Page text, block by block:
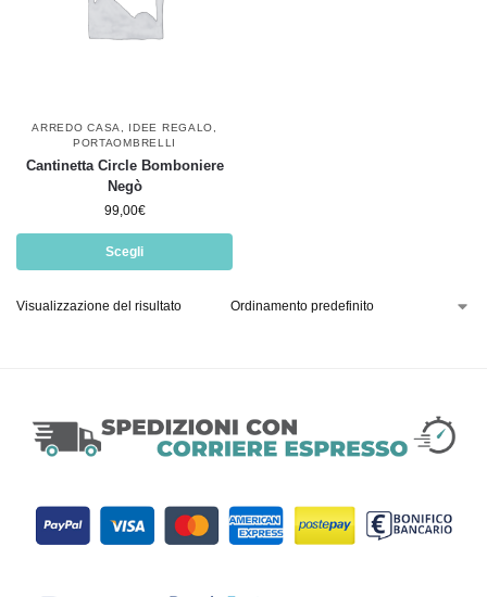
ARREDO CASA IDEE REGALO
PORTAOMBRELLI
Cantinetta Circle Bomboniere
Negò
99,00€
Scegli
Visualizzazione del risultato